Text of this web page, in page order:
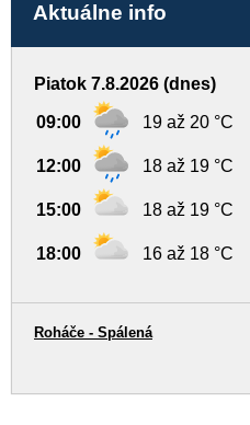
Aktuálne info
Piatok 7.8.2026 (dnes)
09:00 19 až 20 °C
12:00 18 až 19 °C
15:00 18 až 19 °C
18:00 16 až 18 °C
Roháče - Spálená